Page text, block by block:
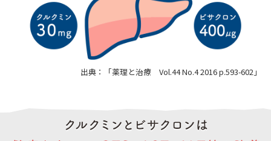
出典：「薬理と治療 Vol.44 No.4 2016 p.593-602」